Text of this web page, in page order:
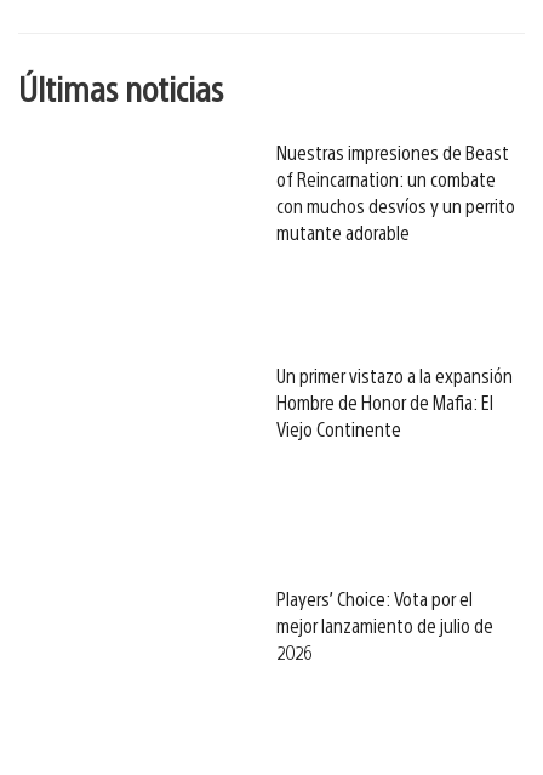
Últimas noticias
Nuestras impresiones de Beast
of Reincarnation: un combate
con muchos desvíos y un perrito
mutante adorable
Un primer vistazo a la expansión
Hombre de Honor de Mafia: El
Viejo Continente
Players’ Choice: Vota por el
mejor lanzamiento de julio de
2026